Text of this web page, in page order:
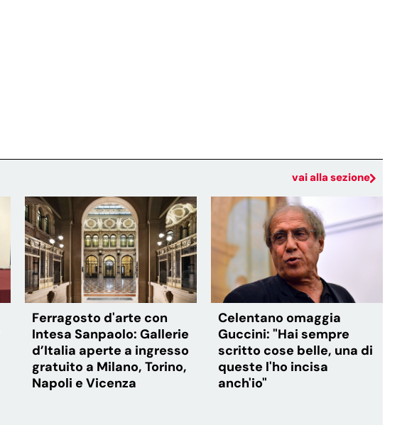
vai alla sezione
Ferragosto d'arte con
Intesa Sanpaolo: Gallerie
d’Italia aperte a ingresso
gratuito a Milano, Torino,
Napoli e Vicenza
Celentano omaggia
Guccini: "Hai sempre
scritto cose belle, una di
queste l'ho incisa
anch'io"